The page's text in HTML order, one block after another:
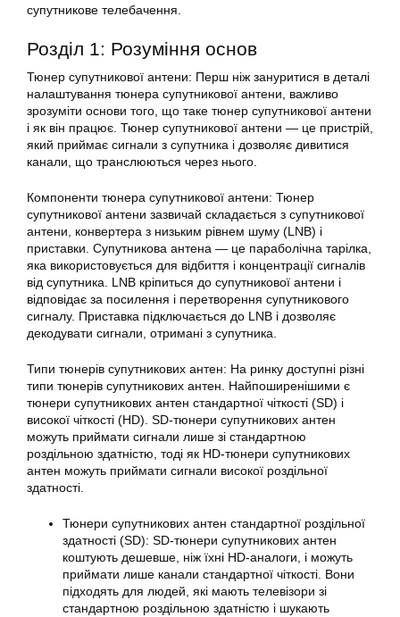
супутникове телебачення.
Розділ 1: Розуміння основ
Тюнер супутникової антени: Перш ніж зануритися в деталі
налаштування тюнера супутникової антени, важливо
зрозуміти основи того, що таке тюнер супутникової антени
і як він працює. Тюнер супутникової антени — це пристрій,
який приймає сигнали з супутника і дозволяє дивитися
канали, що транслюються через нього.
Компоненти тюнера супутникової антени: Тюнер
супутникової антени зазвичай складається з супутникової
антени, конвертера з низьким рівнем шуму (LNB) і
приставки. Супутникова антена — це параболічна тарілка,
яка використовується для відбиття і концентрації сигналів
від супутника. LNB кріпиться до супутникової антени і
відповідає за посилення і перетворення супутникового
сигналу. Приставка підключається до LNB і дозволяє
декодувати сигнали, отримані з супутника.
Типи тюнерів супутникових антен: На ринку доступні різні
типи тюнерів супутникових антен. Найпоширенішими є
тюнери супутникових антен стандартної чіткості (SD) і
високої чіткості (HD). SD-тюнери супутникових антен
можуть приймати сигнали лише зі стандартною
роздільною здатністю, тоді як HD-тюнери супутникових
антен можуть приймати сигнали високої роздільної
здатності.
Тюнери супутникових антен стандартної роздільної
здатності (SD): SD-тюнери супутникових антен
коштують дешевше, ніж їхні HD-аналоги, і можуть
приймати лише канали стандартної чіткості. Вони
підходять для людей, які мають телевізори зі
стандартною роздільною здатністю і шукають